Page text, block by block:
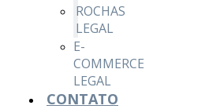
ROCHAS
LEGAL
E-
COMMERCE
LEGAL
CONTATO